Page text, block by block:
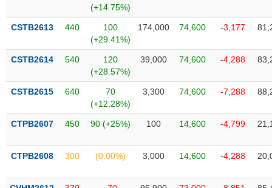
(+14.75%)
CSTB2613 440
100
(+29.41%)
174,000 74,600 -3,177
CSTB2614 540
120
(+28.57%)
39,000 74,600 -4,288
CSTB2615 640
70
(+12.28%)
3,300 74,600 -7,288
CTPB2607 450 90 (+25%) 100 14,600 -4,799
CTPB2608 300 (0.00%) 3,000 14,600 -4,288
Công
đầu
tư